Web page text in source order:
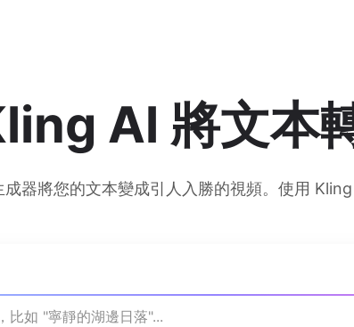
Al 將文本
器將您的文本變成引人入勝的視頻。使用